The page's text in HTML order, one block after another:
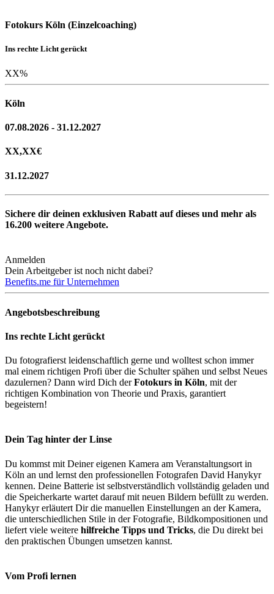
Fotokurs Köln (Einzelcoaching)
Ins rechte Licht gerückt
XX%
Köln
07.08.2026 - 31.12.2027
XX,XX€
31.12.2027
Sichere dir deinen exklusiven Rabatt auf dieses und mehr als
16.200 weitere Angebote.
Anmelden
Dein Arbeitgeber ist noch nicht dabei?
Benefits.me für Unternehmen
Angebotsbeschreibung
Ins rechte Licht gerückt
Du fotografierst leidenschaftlich gerne und wolltest schon immer
mal einem richtigen Profi über die Schulter spähen und selbst Neues
dazulernen? Dann wird Dich derFotokurs in Köln, mit der
richtigen Kombination von Theorie und Praxis, garantiert
begeistern!
Dein Tag hinter der Linse
Du kommst mit Deiner eigenen Kamera am Veranstaltungsort in
Köln an und lernst den professionellen Fotografen David Hanykyr
kennen. Deine Batterie ist selbstverständlich vollständig geladen und
die Speicherkarte wartet darauf mit neuen Bildern befüllt zu werden.
Hanykyr erläutert Dir die manuellen Einstellungen an der Kamera,
die unterschiedlichen Stile in der Fotografie, Bildkompositionen und
liefert viele weitere hilfreiche Tipps und Tricks, die Du direkt bei
den praktischen Übungen umsetzen kannst.
Vom Profi lernen